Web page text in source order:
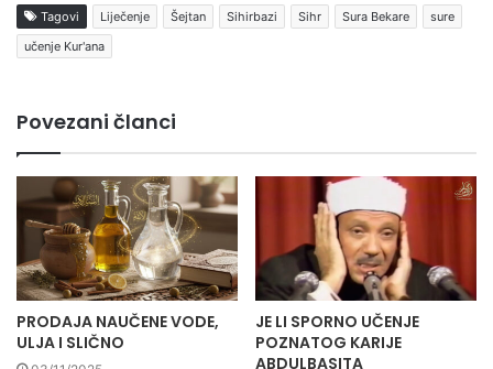
Tagovi Liječenje Šejtan Sihirbazi Sihr Sura Bekare
sure
učenje Kur'ana
Povezani članci
PRODAJA NAUČENE VODE,
ULJA I SLIČNO
JE LI SPORNO UČENJE
POZNATOG KARIJE
ABDULBASITA